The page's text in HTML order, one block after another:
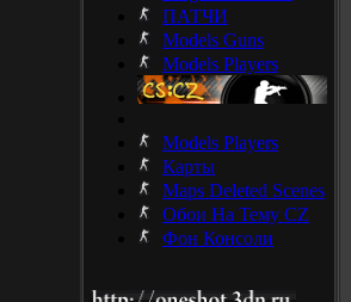
ПАТЧИ
Models Guns
Models Players
Models Players
Карты
Maps Deleted Scenes
Обои На Тему CZ
Фон Консоли